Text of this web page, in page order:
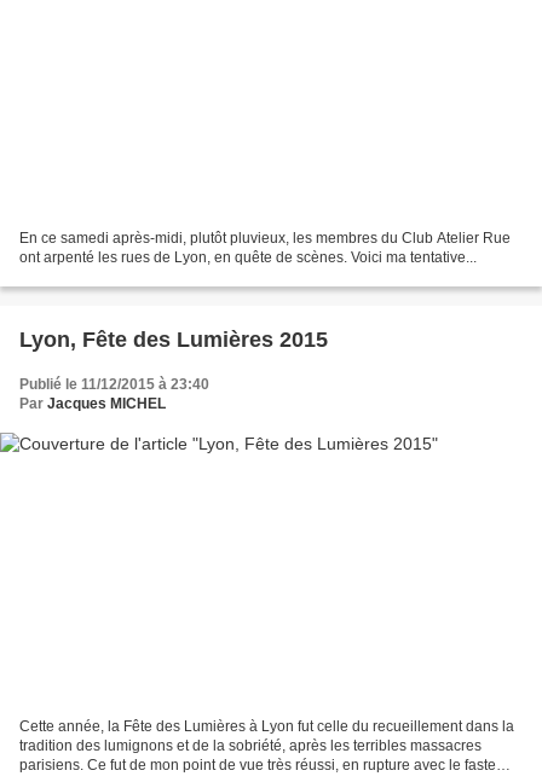
En ce samedi après-midi, plutôt pluvieux, les membres du Club Atelier Rue
ont arpenté les rues de Lyon, en quête de scènes. Voici ma tentative...
Lyon, Fête des Lumières 2015
Publié le 11/12/2015 à 23:40
Par Jacques MICHEL
Cette année, la Fête des Lumières à Lyon fut celle du recueillement dans la
tradition des lumignons et de la sobriété, après les terribles massacres
parisiens. Ce fut de mon point de vue très réussi, en rupture avec le faste